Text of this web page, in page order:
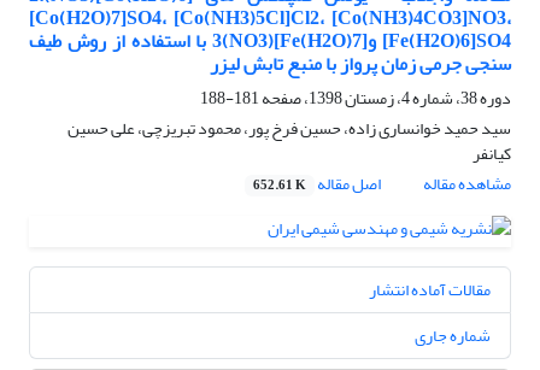
[Co(H2O)7]SO4، [Co(NH3)5Cl]Cl2، [Co(NH3)4CO3]NO3،
[Fe(H2O)6]SO4 و[Fe(H2O)7](NO3)3 با استفاده از روش طیف
سنجی جرمی زمان پرواز با منبع تابش لیزر
دوره 38، شماره 4، زمستان 1398، صفحه
181-188
سید حمید خوانساری زاده، حسین فرخ پور، محمود تبریزچی، علی حسین
کیانفر
مشاهده مقاله
اصل مقاله 652.61 K
مقالات آماده انتشار
شماره جاری